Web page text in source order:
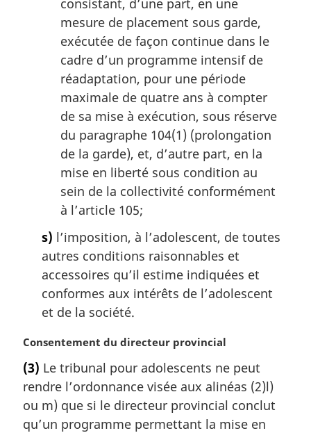
consistant, d’une part, en une
mesure de placement sous garde,
exécutée de façon continue dans le
cadre d’un programme intensif de
réadaptation, pour une période
maximale de quatre ans à compter
de sa mise à exécution, sous réserve
du paragraphe 104(1) (prolongation
de la garde), et, d’autre part, en la
mise en liberté sous condition au
sein de la collectivité conformément
à l’article 105;
s) l’imposition, à l’adolescent, de toutes
autres conditions raisonnables et
accessoires qu’il estime indiquées et
conformes aux intérêts de l’adolescent
et de la société.
N
t
e
m
a
Consentement du directeur provincial
(3) Le tribunal pour adolescents ne peut
rendre l’ordonnance visée aux alinéas (2)l)
ou m) que si le directeur provincial conclut
qu’un programme permettant la mise en